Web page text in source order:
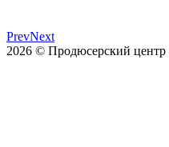
PrevNext
2026 © Продюсерский